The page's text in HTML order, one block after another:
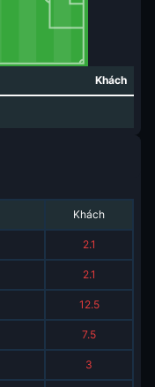
Khách
Khách
2.1
2.1
12.5
7.5
3